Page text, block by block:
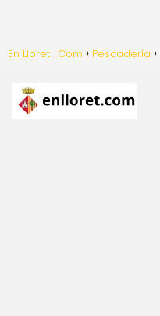
En Lloret . Com Pescadería